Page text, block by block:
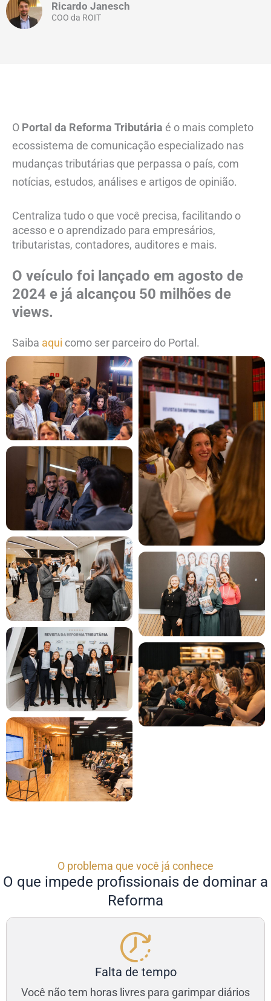
Ricardo Janesch
COO da ROIT
O Portal da Reforma Tributária é o mais completo
ecossistema de comunicação especializado nas
mudanças tributárias que perpassa o país, com
notícias, estudos, análises e artigos de opinião.
Centraliza tudo o que você precisa, facilitando o
acesso e o aprendizado para empresários,
tributaristas, contadores, auditores e mais.
O veículo foi lançado em agosto de
2024 e já alcançou 50 milhões de
views.
Saiba aqui como ser parceiro do Portal.
O problema que você já conhece
O que impede profissionais de dominar a
Reforma
Falta de tempo
Você não tem horas livres para garimpar diários